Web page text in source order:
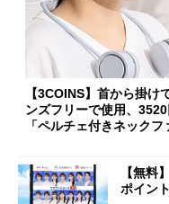
【3COINS】首から掛け
ンズフリーで使用、
「ペルチェ付きネックフ
【無料
ポイン